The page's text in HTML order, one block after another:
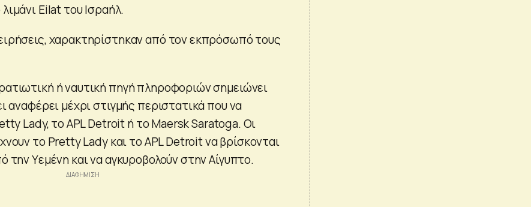
Eilat του Ισραήλ.
χαρακτηρίστηκαν από τον εκπρόσωπό τους
ή ναυτική πηγή πληροφοριών σημειώνει
αναφέρει μέχρι στιγμής περιστατικά που να
Lady, το APL Detroit ή το Maersk Saratoga. Οι
το Pretty Lady και το APL Detroit να βρίσκονται
την Υεμένη και να αγκυροβολούν στην Αίγυπτο.